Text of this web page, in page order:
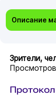
Описание
Зрители,